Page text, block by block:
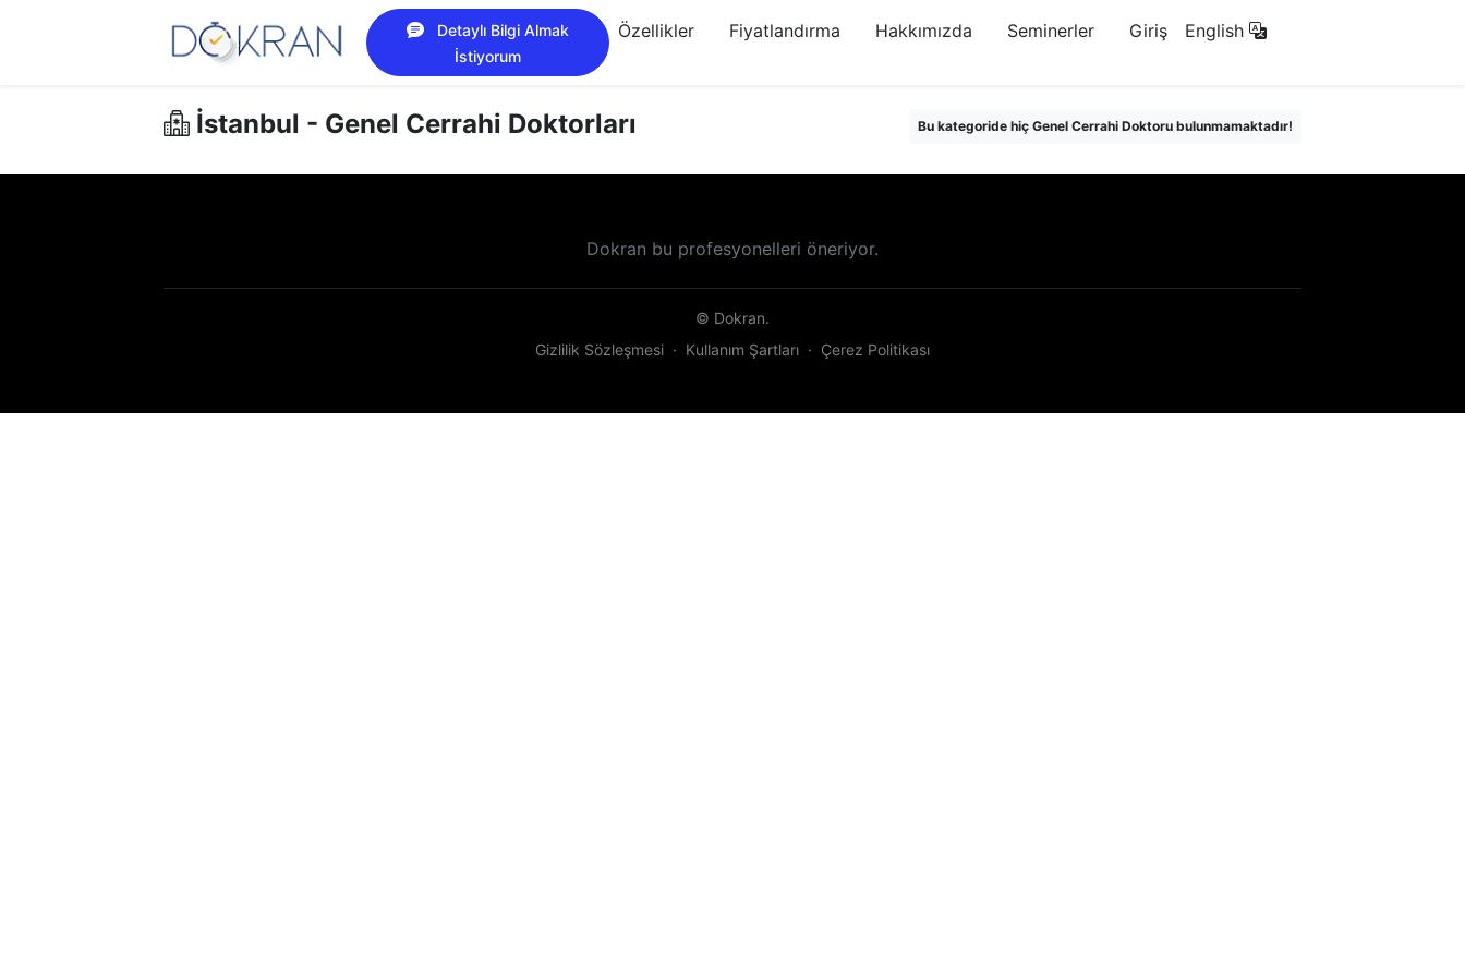
Detaylı Bilgi Almak
İstiyorum
Özellikler Fiyatlandırma Hakkımızda Seminerler Giriş English
İstanbul - Genel Cerrahi Doktorları Bu kategoride hiç Genel Cerrahi Doktoru bulunmamaktadır!
Dokran bu profesyonelleri öneriyor.
© Dokran.
Gizlilik Sözleşmesi · Kullanım Şartları · Çerez Politikası